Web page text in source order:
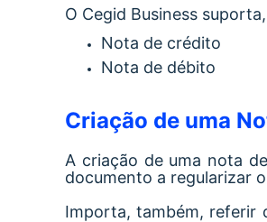
O Cegid Business
Nota de crédito
Nota de débito
Criação de uma
A criação de uma nota
documento a regularizar
Importa, também, referir